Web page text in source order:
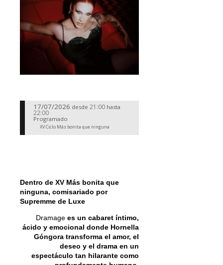
17/07/2026 desde 21:00 hasta
22:00
Programado
XV Ciclo Más bonita que ninguna
Dentro de XV Más bonita que
ninguna, comisariado por
Supremme de Luxe
Dramage es un cabaret íntimo,
ácido y emocional donde Hornella
Góngora transforma el amor, el
deseo y el drama en un
espectáculo tan hilarante como